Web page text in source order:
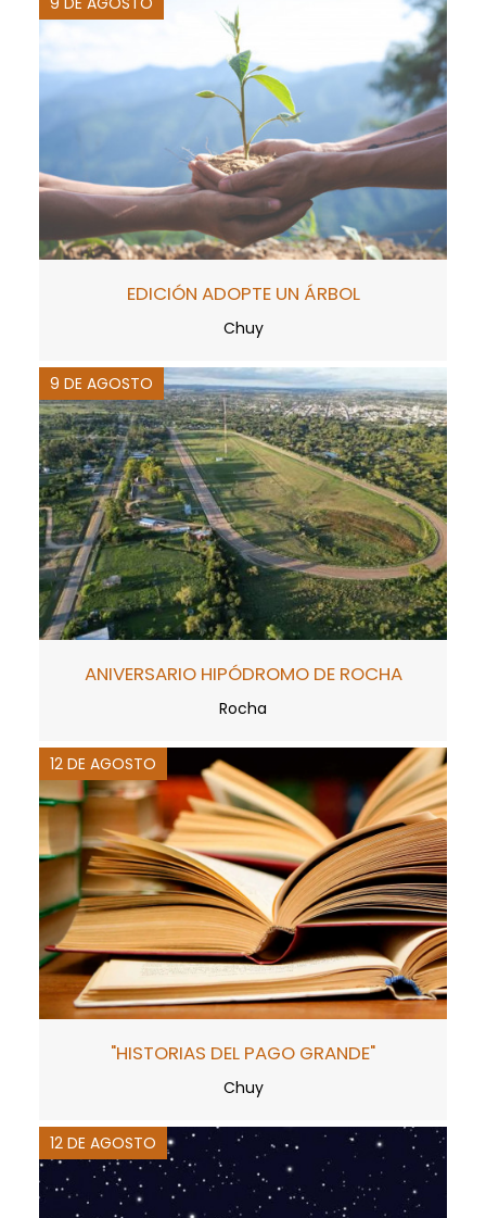
EDICIÓN ADOPTE UN ÁRBOL
Chuy
9 DE AGOSTO
ANIVERSARIO HIPÓDROMO DE ROCHA
Rocha
12 DE AGOSTO
"HISTORIAS DEL PAGO GRANDE"
Chuy
12 DE AGOSTO